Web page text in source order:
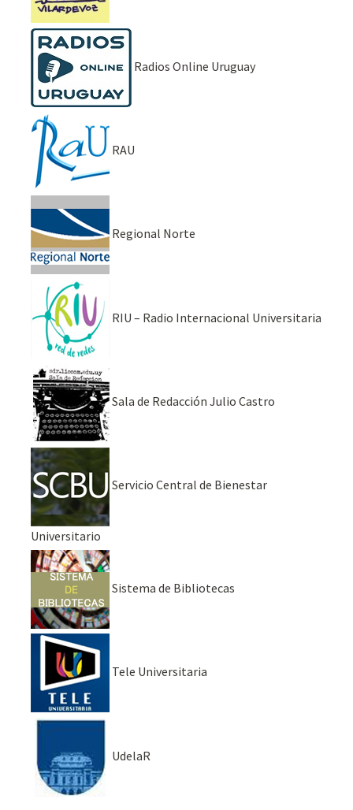
Radios Online Uruguay
RAU
Regional Norte
RIU – Radio Internacional Universitaria
Sala de Redacción Julio Castro
Servicio Central de Bienestar
Universitario
Sistema de Bibliotecas
Tele Universitaria
UdelaR